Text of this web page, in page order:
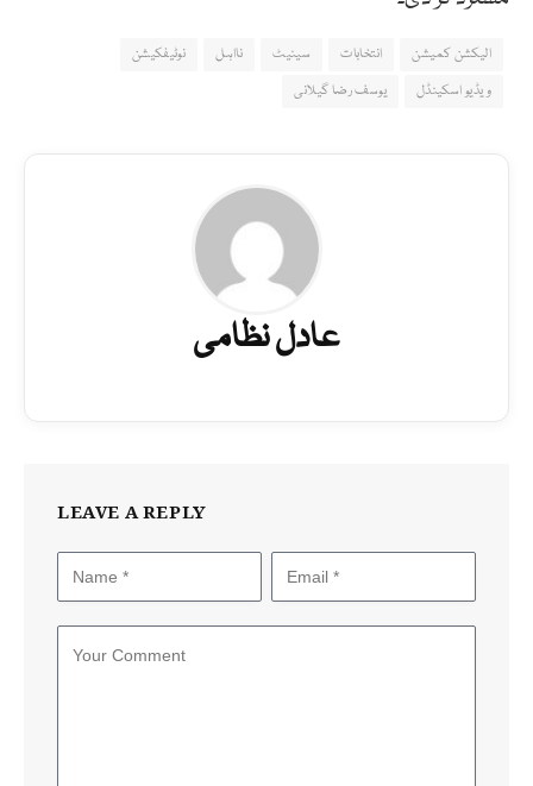
الیکشن کمیشن انتخابات سینیٹ نااہل
نوٹیفکیشن
ویڈیو اسکینڈل
یوسف رضا گیلانی
عادل نظامی
LEAVE A REPLY